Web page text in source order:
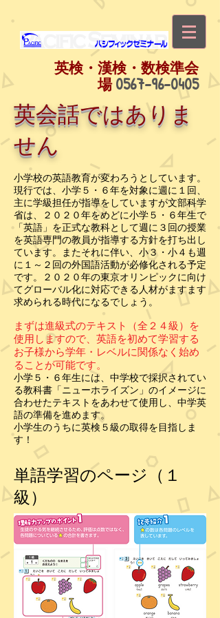
英検・漢検・数検準会
場 0567-96-0405
英会話ではありま
せん
小学校の英語教育が変わろうとしています。
現行では、小学５・６年を対象に週に１回、
主に学級担任が指導をしていますが文部科学
省は、２０２０年をめどに小学５・６年生で
「英語」を正式な教科として週に３回の授業
を英語専門の教員が指導する方針を打ち出し
ています。またそれに伴い、小３・小４も週
に１～２回の外国語活動が必修化される予定
です。２０２０年の東京オリンピックに向け
てグローバル化に対応できる人材がますます
求められる時代になるでしょう。
まずは進級式のテキスト（全２４級）を
使用しますので、英語を初めて学習する
お子様から学年・レベルに関係なく始め
ることが可能です。
小学５・６年生には、中学校で採択されてい
る教科書「ニューホライズン」のイメージに
合わせたテキストをあわせて使用し、中学英
語の準備を進めます。
小学生のうちに英検５級の取得を目指しま
す！
単語学習のページ（１
級）